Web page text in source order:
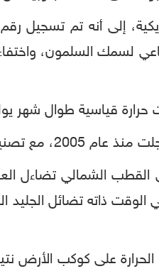
إلى أنه تم
حرارة قياسية طوال شهر
خمس سنوات ساخنة".
على كوكب الأرض